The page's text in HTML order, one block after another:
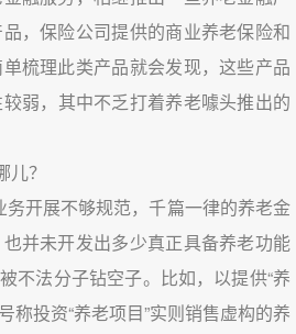
，保险公司提供的商业养老保险和
梳理此类产品就会发现，这些产品
弱，其中不乏打着养老噱头推出的
？
开展不够规范，千篇一律的养老金
并未开发出多少真正具备养老功能
不法分子钻空子。比如，以提供“养
称投资“养老项目”实则销售虚构的养